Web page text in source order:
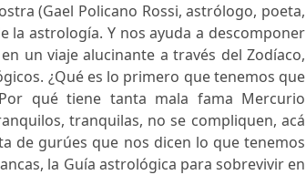
(Gael Policano Rossi, astrólogo, poeta,
la astrología. Y nos ayuda a descomponer
un viaje alucinante a través del Zodíaco,
¿Qué es lo primero que tenemos que
qué tiene tanta mala fama Mercurio
tranquilas, no se compliquen, acá
de gurúes que nos dicen lo que tenemos
la Guía astrológica para sobrevivir en